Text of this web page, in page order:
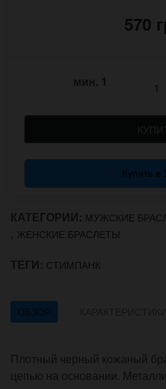
570
мин. 1
Купить в
КАТЕГОРИИ: МУЖСКИЕ
, ЖЕНСКИЕ БРАСЛЕТЫ
ТЕГИ: СТИМПАНК
ОБЗОР
Плотный черный кожаный
цепью на основании.